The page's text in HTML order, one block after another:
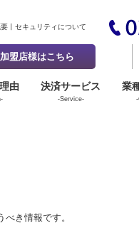
由 決済サービス
-Service-
業
セキュリティについて
加盟店様はこちら
き情報です。